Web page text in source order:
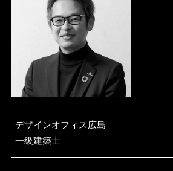
デザインオフィス広島
一級建築士